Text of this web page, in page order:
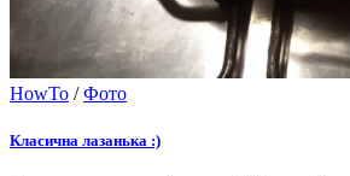
HowTo /Фото
Класична лазанька :)